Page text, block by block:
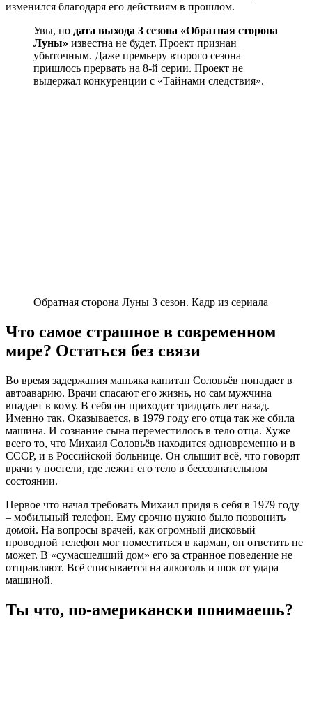
изменился благодаря его действиям в прошлом.
Увы, но дата выхода 3 сезона «Обратная сторона
Луны» известна не будет. Проект признан
убыточным. Даже премьеру второго сезона
пришлось прервать на 8-й серии. Проект не
выдержал конкуренции с «Тайнами следствия».
Обратная сторона Луны 3 сезон. Кадр из сериала
Что самое страшное в современном
мире? Остаться без связи
Во время задержания маньяка капитан Соловьёв попадает в
автоаварию. Врачи спасают его жизнь, но сам мужчина
впадает в кому. В себя он приходит тридцать лет назад.
Именно так. Оказывается, в 1979 году его отца так же сбила
машина. И сознание сына переместилось в тело отца. Хуже
всего то, что Михаил Соловьёв находится одновременно и в
СССР, и в Российской больнице. Он слышит всё, что говорят
врачи у постели, где лежит его тело в бессознательном
состоянии.
Первое что начал требовать Михаил придя в себя в 1979 году
– мобильный телефон. Ему срочно нужно было позвонить
домой. На вопросы врачей, как огромный дисковый
проводной телефон мог поместиться в карман, он ответить не
может. В «сумасшедший дом» его за странное поведение не
отправляют. Всё списывается на алкоголь и шок от удара
машиной.
Ты что, по-американски понимаешь?